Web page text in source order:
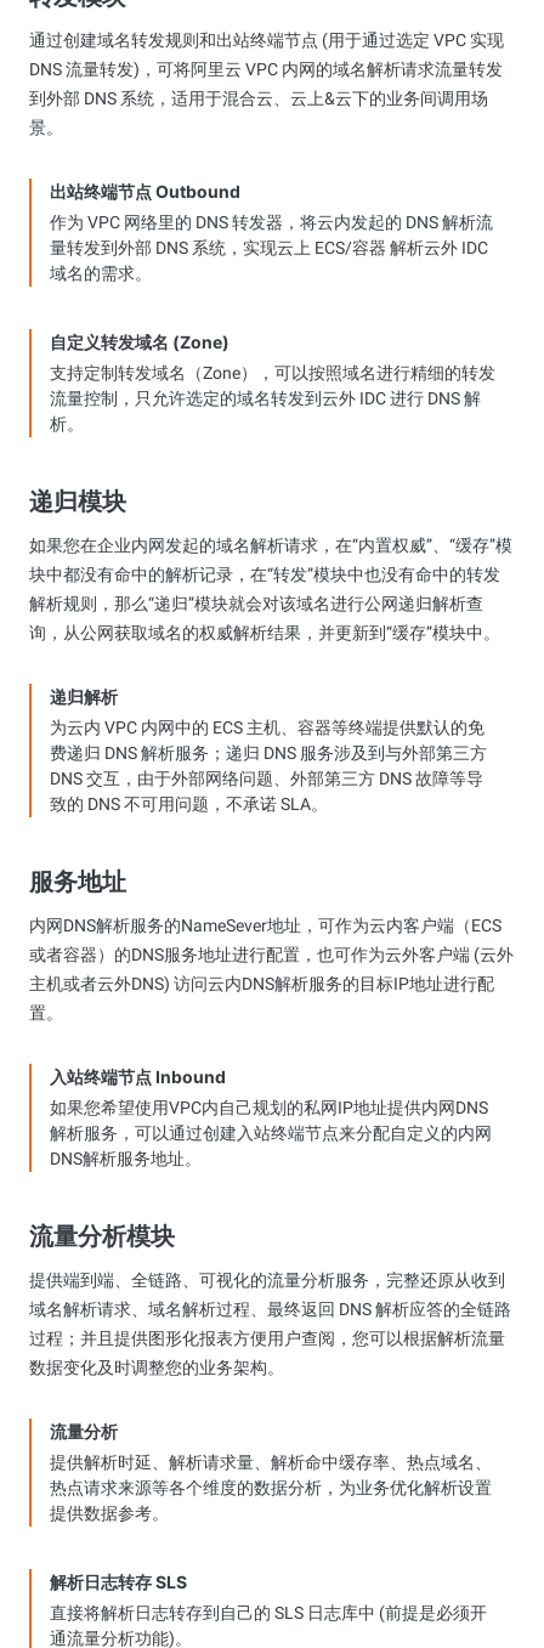
通过创建域名转发规则和出站终端节点 (用于通过选定 VPC 实现
DNS 流量转发)，可将阿里云 VPC 内网的域名解析请求流量转发
到外部 DNS 系统，适用于混合云、云上&云下的业务间调用场
景。
出站终端节点 Outbound
作为 VPC 网络里的 DNS 转发器，将云内发起的 DNS 解析流
量转发到外部 DNS 系统，实现云上 ECS/容器 解析云外 IDC
域名的需求。
自定义转发域名 (Zone)
支持定制转发域名（Zone），可以按照域名进行精细的转发
流量控制，只允许选定的域名转发到云外 IDC 进行 DNS 解
析。
递归模块
如果您在企业内网发起的域名解析请求，在“内置权威”、“缓存”模
块中都没有命中的解析记录，在“转发”模块中也没有命中的转发
解析规则，那么“递归”模块就会对该域名进行公网递归解析查
询，从公网获取域名的权威解析结果，并更新到“缓存”模块中。
递归解析
为云内 VPC 内网中的 ECS 主机、容器等终端提供默认的免
费递归 DNS 解析服务；递归 DNS 服务涉及到与外部第三方
DNS 交互，由于外部网络问题、外部第三方 DNS 故障等导
致的 DNS 不可用问题，不承诺 SLA。
服务地址
内网DNS解析服务的NameSever地址，可作为云内客户端（ECS
或者容器）的DNS服务地址进行配置，也可作为云外客户端 (云外
主机或者云外DNS) 访问云内DNS解析服务的目标IP地址进行配
置。
入站终端节点 Inbound
如果您希望使用VPC内自己规划的私网IP地址提供内网DNS
解析服务，可以通过创建入站终端节点来分配自定义的内网
DNS解析服务地址。
流量分析模块
提供端到端、全链路、可视化的流量分析服务，完整还原从收到
域名解析请求、域名解析过程、最终返回 DNS 解析应答的全链路
过程；并且提供图形化报表方便用户查阅，您可以根据解析流量
数据变化及时调整您的业务架构。
流量分析
提供解析时延、解析请求量、解析命中缓存率、热点域名、
热点请求来源等各个维度的数据分析，为业务优化解析设置
提供数据参考。
解析日志转存 SLS
直接将解析日志转存到自己的 SLS 日志库中 (前提是必须开
通流量分析功能)。